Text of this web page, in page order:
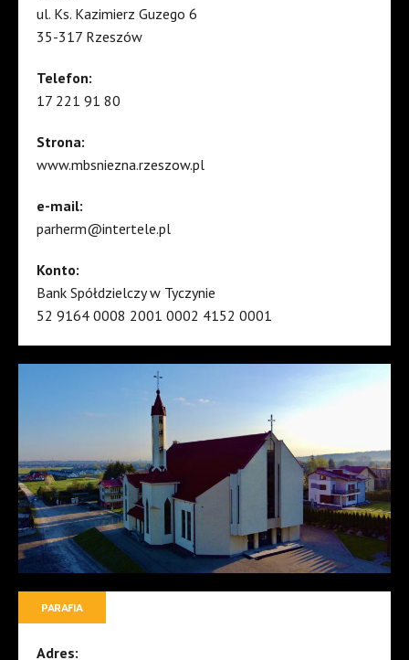
ul. Ks. Kazimierz Guzego 6
35-317 Rzeszów
Telefon:
17 221 91 80
Strona:
www.mbsniezna.rzeszow.pl
e-mail:
parherm@intertele.pl
Konto:
Bank Spółdzielczy w Tyczynie
52 9164 0008 2001 0002 4152 0001
PARAFIA
Adres: